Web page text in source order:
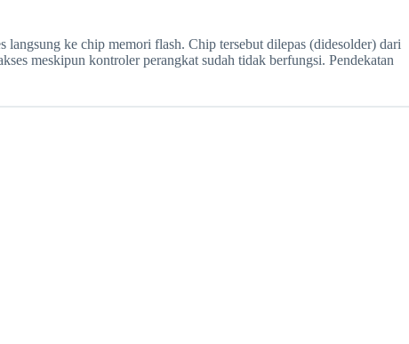
ke chip memori flash. Chip tersebut dilepas (didesolder) dari
meskipun kontroler perangkat sudah tidak berfungsi. Pendekatan